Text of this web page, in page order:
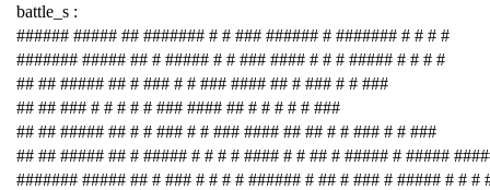
battle_s :
###### ##### ## ####### # # ### ###### # ####### # # # #
####### ##### ## # ##### # # ### #### # # # ##### # # # #
## ## ##### ## # ### # # ### #### ## # ### # # ###
## ## ### # # # # # ### #### ## # # # # # ###
## ## ##### ## # # ### # # ### #### ## ## # # ### # # ###
## ## ##### ## # ##### # # # # #### # # ## # ##### # #####
####### ##### ## # ### # # # # ###### # ## # ### # ##### # # #